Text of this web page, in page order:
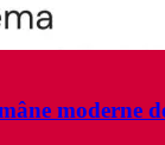
moderne